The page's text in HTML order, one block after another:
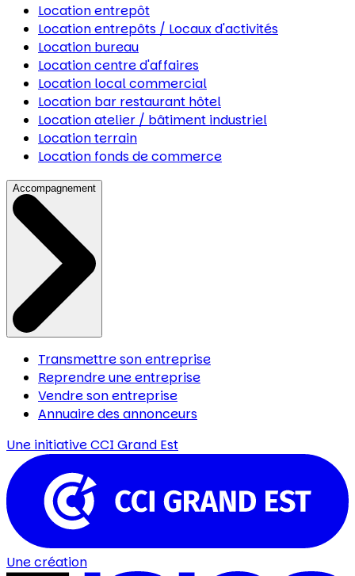
Location entrepôt
Location entrepôts / Locaux d'activités
Location bureau
Location centre d'affaires
Location local commercial
Location bar restaurant hôtel
Location atelier / bâtiment industriel
Location terrain
Location fonds de commerce
Accompagnement
Transmettre son entreprise
Reprendre une entreprise
Vendre son entreprise
Annuaire des annonceurs
Une initiativeCCI Grand Est
Une création